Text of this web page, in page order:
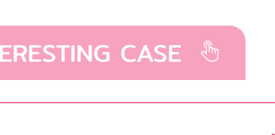
CASE